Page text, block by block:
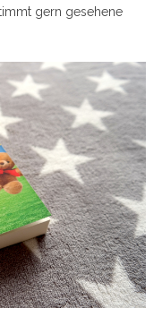
gern gesehene